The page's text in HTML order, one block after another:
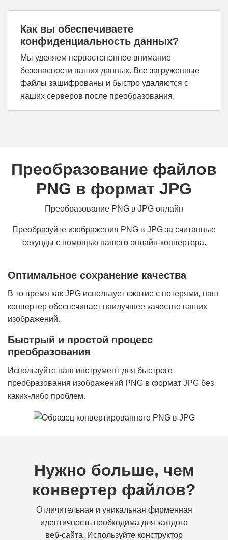
Как вы обеспечиваете
конфиденциальность данных?
Мы уделяем первостепенное внимание
безопасности ваших данных. Все загруженные
файлы зашифрованы и быстро удаляются с
наших серверов после преобразования.
Преобразование файлов
PNG в формат JPG
Преобразование PNG в JPG онлайн
Преобразуйте изображения PNG в JPG за считанные
секунды с помощью нашего онлайн-конвертера.
Оптимальное сохранение качества
В то время как JPG использует сжатие с потерями, наш
конвертер обеспечивает наилучшее качество ваших
изображений.
Быстрый и простой процесс
преобразования
Используйте наш инструмент для быстрого
преобразования изображений PNG в формат JPG без
каких-либо проблем.
Нужно больше, чем
конвертер файлов?
Отличительная и уникальная фирменная
идентичность необходима для каждого
веб-сайта. Используйте конструктор